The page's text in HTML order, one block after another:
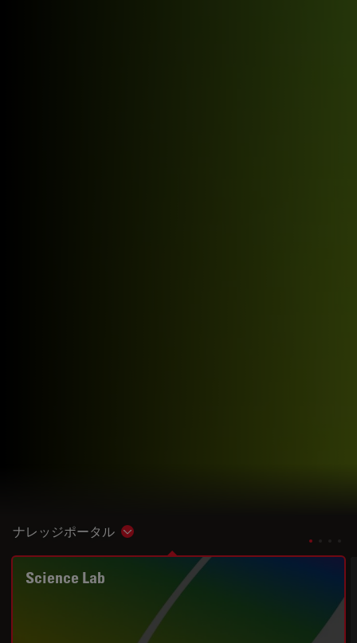
ナレッジポータル Show subnavigation
Science Lab